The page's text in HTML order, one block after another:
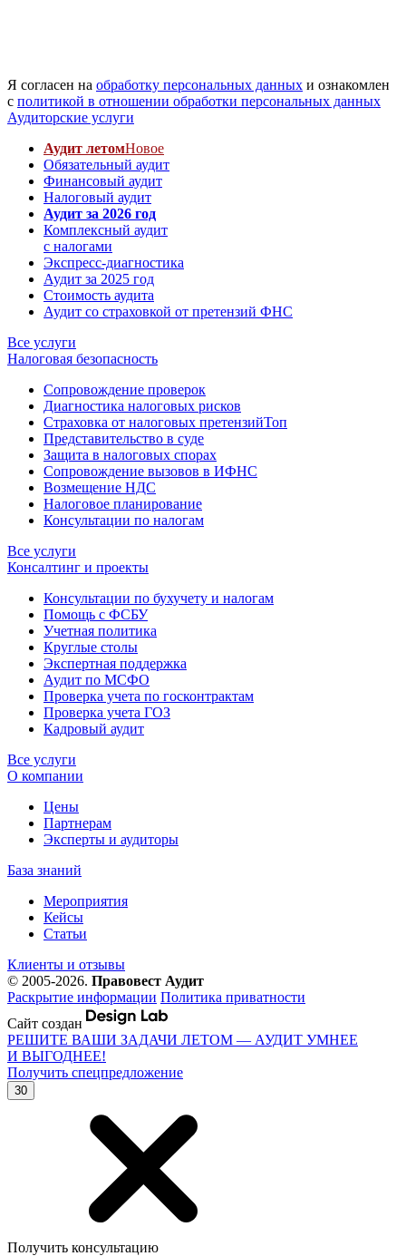
Я согласен на обработку персональных данных и ознакомлен
с политикой в отношении обработки персональных данных
Аудиторские услуги
Аудит летомНовое
Обязательный аудит
Финансовый аудит
Налоговый аудит
Аудит за 2026 год
Комплексный аудит
с налогами
Экспресс-диагностика
Аудит за 2025 год
Стоимость аудита
Аудит со страховкой от претензий ФНС
Все услуги
Налоговая безопасность
Сопровождение проверок
Диагностика налоговых рисков
Страховка от налоговых претензийТоп
Представительство в суде
Защита в налоговых спорах
Сопровождение вызовов в ИФНС
Возмещение НДС
Налоговое планирование
Консультации по налогам
Все услуги
Консалтинг и проекты
Консультации по бухучету и налогам
Помощь с ФСБУ
Учетная политика
Круглые столы
Экспертная поддержка
Аудит по МСФО
Проверка учета по госконтрактам
Проверка учета ГОЗ
Кадровый аудит
Все услуги
О компании
Цены
Партнерам
Эксперты и аудиторы
База знаний
Мероприятия
Кейсы
Статьи
Клиенты и отзывы
© 2005-2026. Правовест Аудит
Раскрытие информации Политика приватности
Сайт создан
РЕШИТЕ ВАШИ ЗАДАЧИ ЛЕТОМ — АУДИТ УМНЕЕ
И ВЫГОДНЕЕ!
Получить спецпредложение
30
Получить консультацию